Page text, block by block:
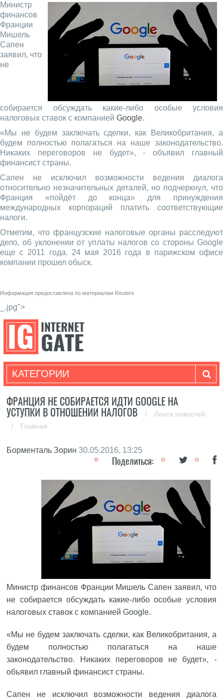
Министр
финансов
Франции
Мишель
Сапен
заявил, что
не
собирается обсуждать какие-либо особые условия
налоговых ставок с компанией Google.
«Мы не будем заключать сделки, как Великобритания, а
будем полностью полагаться на наше законодательство.
Никаких переговоров не будет», - объявил главный
финансист страны.
Сапен не исключил возможности ведения диалога
относительно незначительных деталей, но подчеркнул, что
Франция «пойдёт до конца» для принуждения
международных корпораций платить соответствующие
налоги.
Отметим, что французские налоговые органы расследуют
дело, об уклонении от уплаты налогов со стороны Google
еще с 2011 года. 24 мая 2016 года в парижском офисе
компании прошел обыск.
Информация предоставлена по материалам Reuters
_.jpg">
КАТЕГОРИИ
ФРАНЦИЯ НЕ СОБИРАЕТСЯ ИДТИ GOOGLE НА
УСТУПКИ В ОТНОШЕНИИ НАЛОГОВ
/
Лента новостей
/
Главная
Борменталь Зорин 30.05.2016, 13:25
Поделиться:
Министр финансов Франции Мишель Сапен заявил, что
не собирается обсуждать какие-либо особые условия
налоговых ставок с компаниейGoogle.
«Мы не будем заключать сделки, как Великобритания, а
будем полностью полагаться на наше
законодательство. Никаких переговоров не будет», -
объявил главный финансист страны.
Сапен не исключил возможности ведения диалога